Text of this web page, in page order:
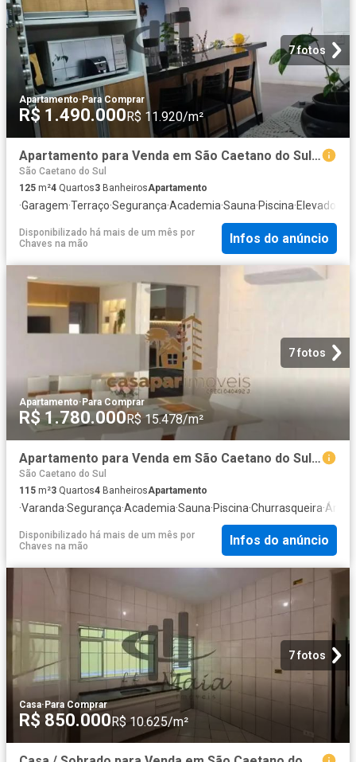
7 fotos
Apartamento· Para Comprar
R$ 1.490.000 R$ 11.920/m²
Apartamento para Venda em São Caetano do Sul/SP Boa Vista 4 Quartos
São Caetano do Sul
125 m²4 Quartos3 BanheirosApartamento
·Garagem·Terraço·Segurança·Academia·Sauna·Piscina·Elevador
Disponibilizado há mais de um mês por
Chaves na mão
Infos do anúncio
7 fotos
Apartamento· Para Comprar
R$ 1.780.000R$ 15.478/m²
Apartamento para Venda em São Caetano do Sul/SP Santo Antônio 3 Quartos
São Caetano do Sul
115 m²3 Quartos4 BanheirosApartamento
·Varanda·Segurança·Academia·Sauna·Piscina·Churrasqueira·Área
Disponibilizado há mais de um mês por
Chaves na mão
Infos do anúncio
7 fotos
Casa·Para Comprar
R$ 850.000R$ 10.625/m²